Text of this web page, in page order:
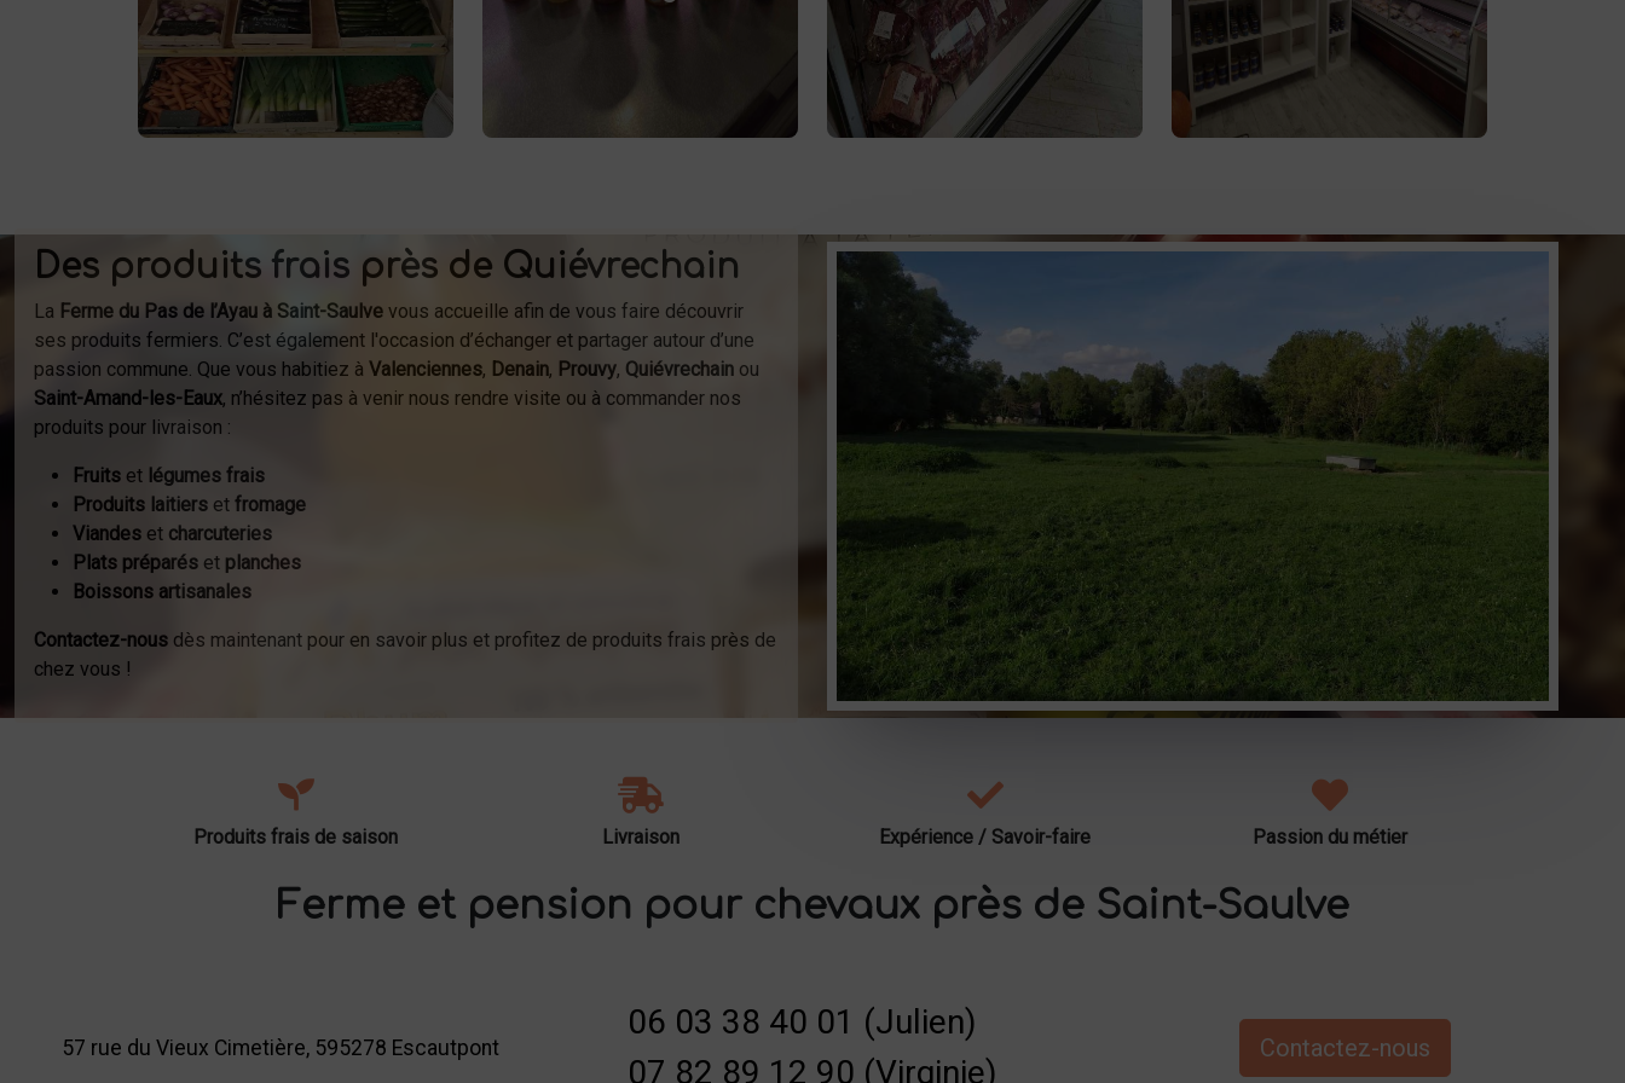
: des produits sains et
respectueux de l'environnement.
Vente directe à la ferme ou
livraison à domicile.
affinés et autres délices laitiers
garantie.
grâce à un élevage responsable.
Profitez de la
vente directe de
viande à Saint-Saulve
sur place
ou à la livraison.
préparés et bien d'autres
produits fermiers vous
attendent. Profitez de la vente
produits d'épicerie
à
la ferme ou de notre service de
Des produits frais près de Quiévrechain
La Ferme du Pas de l’Ayau à Saint-Saulve vous accueille afin de vous faire découvrir
ses produits fermiers. C’est également l'occasion d’échanger et partager autour d’une
passion commune. Que vous habitiez à Valenciennes, Denain, Prouvy, Quiévrechain ou
Saint-Amand-les-Eaux, n’hésitez pas à venir nous rendre visite ou à commander nos
produits pour livraison :
Fruits et légumes frais
Produits laitiers et fromage
Viandes et charcuteries
Plats préparés et planches
Boissons artisanales
Contactez-nous dès maintenant pour en savoir plus et profitez de produits frais près de
chez vous !
Produits frais de saison Livraison Expérience / Savoir-faire Passion du métier
Ferme et pension pour chevaux près de Saint-Saulve
57 rue du Vieux Cimetière, 595278 Escautpont
06 03 38 40 01 (Julien)
07 82 89 12 90 (Virginie)
Contactez-nous